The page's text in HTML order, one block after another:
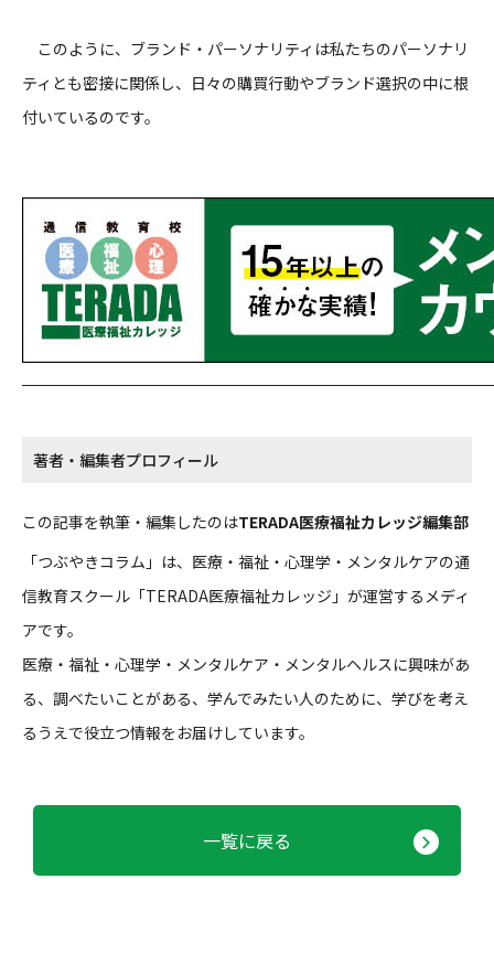
このように、ブランド・パーソナリティは私たちのパーソナリ
ティとも密接に関係し、日々の購買行動やブランド選択の中に根
付いているのです。
著者・編集者プロフィール
この記事を執筆・編集したのはTERADA医療福祉カレッジ編集部
「つぶやきコラム」は、医療・福祉・心理学・メンタルケアの通
信教育スクール「TERADA医療福祉カレッジ」が運営するメディ
アです。
医療・福祉・心理学・メンタルケア・メンタルヘルスに興味があ
る、調べたいことがある、学んでみたい人のために、学びを考え
るうえで役立つ情報をお届けしています。
一覧に戻る